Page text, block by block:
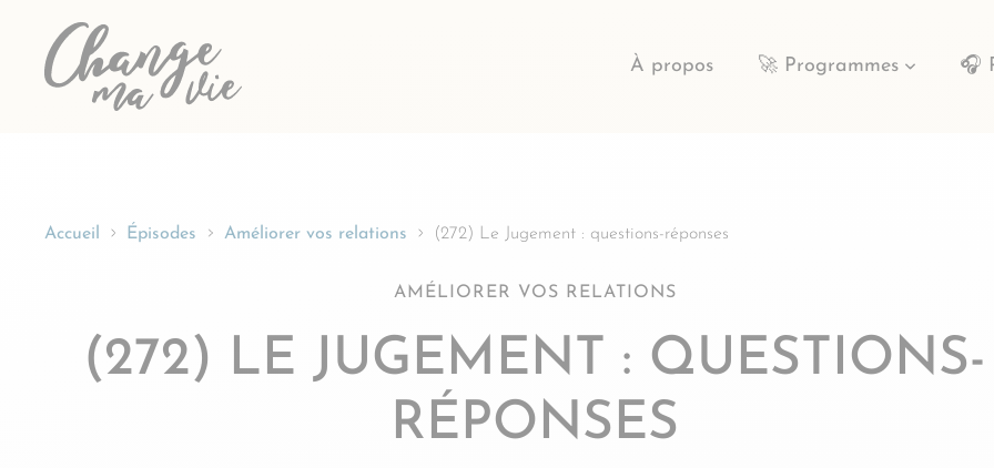
Passer
À propos 🚀 Programmes 🎧
Accueil Épisodes Améliorer vos relations (272) Le Jugement : questions-réponses
AMÉLIORER VOS RELATIONS
(272) LE JUGEMENT : QUESTIONS-
RÉPONSES